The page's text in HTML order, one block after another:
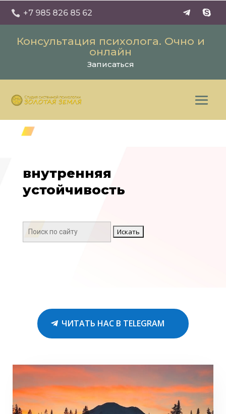
 +7 985 826 85 62
Консультация психолога. Очно и
онлайн
Записаться
внутренняя
устойчивость
Поиск:
ЧИТАТЬ НАС В TELEGRAM